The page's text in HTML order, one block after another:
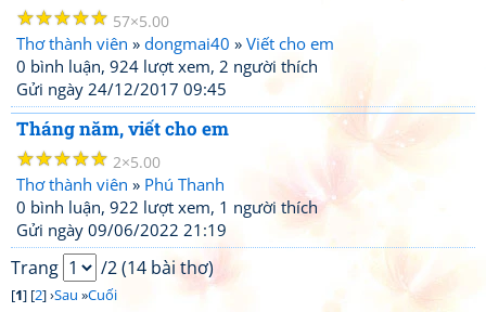
☆
☆
☆
☆
☆ 57 5.00
Thơ thành viên » dongmai40 » Viết cho em
0 bình luận, 924 lượt xem, 2 người thích
Gửi ngày 24/12/2017 09:45
Tháng năm, viết cho em
☆
☆
☆
☆
☆ 2 5.00
Thơ thành viên » Phú Thanh
0 bình luận, 922 lượt xem, 1 người thích
Gửi ngày 09/06/2022 21:19
Trang /2 (14 bài thơ)
[1] [2] ›Sau »Cuối